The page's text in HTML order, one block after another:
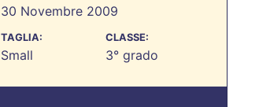
30 Novembre 2009
TAGLIA:
Small
CLASSE:
3° grado